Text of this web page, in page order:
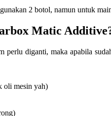
2 botol, namun untuk
Matic
perlu diganti, maka apabila
oli mesin yah)